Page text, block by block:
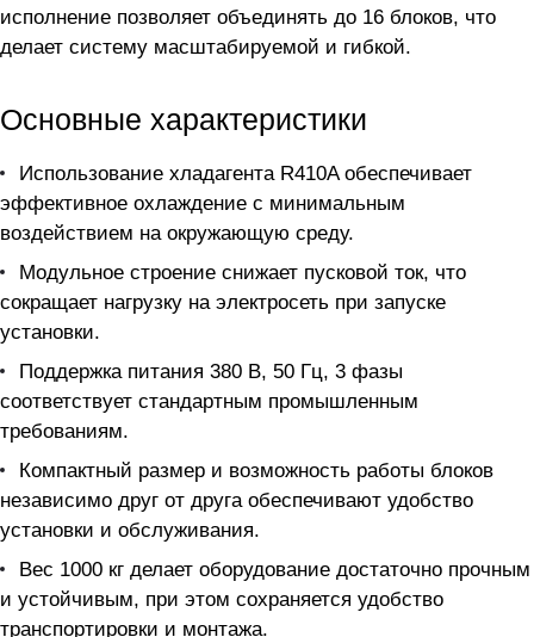
исполнение позволяет объединять до 16 блоков, что
делает систему масштабируемой и гибкой.
Основные характеристики
Использование хладагента R410A обеспечивает
эффективное охлаждение с минимальным
воздействием на окружающую среду.
Модульное строение снижает пусковой ток, что
сокращает нагрузку на электросеть при запуске
установки.
Поддержка питания 380 В, 50 Гц, 3 фазы
соответствует стандартным промышленным
требованиям.
Компактный размер и возможность работы блоков
независимо друг от друга обеспечивают удобство
установки и обслуживания.
Вес 1000 кг делает оборудование достаточно прочным
и устойчивым, при этом сохраняется удобство
транспортировки и монтажа.